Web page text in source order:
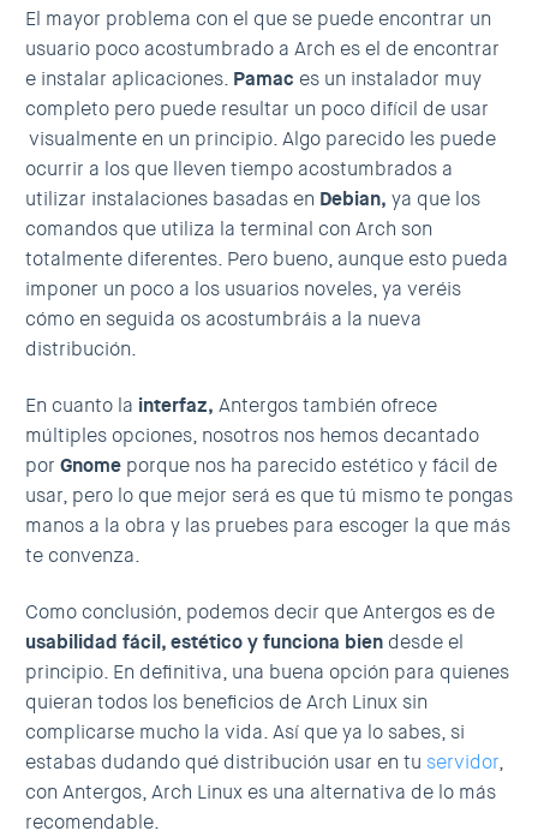
El mayor problema con el que se puede encontrar un
usuario poco acostumbrado a Arch es el de encontrar
e instalar aplicaciones. Pamac es un instalador muy
completo pero puede resultar un poco difícil de usar
visualmente en un principio. Algo parecido les puede
ocurrir a los que lleven tiempo acostumbrados a
utilizar instalaciones basadas en Debian, ya que los
comandos que utiliza la terminal con Arch son
totalmente diferentes. Pero bueno, aunque esto pueda
imponer un poco a los usuarios noveles, ya veréis
cómo en seguida os acostumbráis a la nueva
distribución.
En cuanto la interfaz, Antergos también ofrece
múltiples opciones, nosotros nos hemos decantado
por Gnome porque nos ha parecido estético y fácil de
usar, pero lo que mejor será es que tú mismo te pongas
manos a la obra y las pruebes para escoger la que más
te convenza.
Como conclusión, podemos decir que Antergos es de
usabilidad fácil, estético y funciona bien desde el
principio. En definitiva, una buena opción para quienes
quieran todos los beneficios de Arch Linux sin
complicarse mucho la vida. Así que ya lo sabes, si
estabas dudando qué distribución usar en tu servidor,
con Antergos, Arch Linux es una alternativa de lo más
recomendable.